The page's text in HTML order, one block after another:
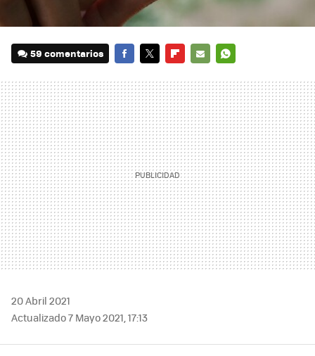
59 comentarios
MAIL
20 Abril 2021
Actualizado 7 Mayo 2021, 17:13